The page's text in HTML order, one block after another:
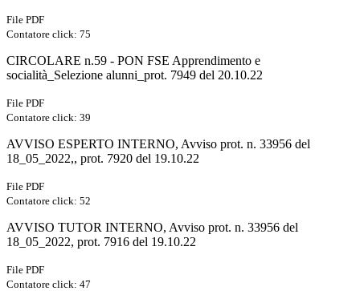
File PDF
Contatore click: 75
CIRCOLARE n.59 - PON FSE Apprendimento e
socialità_Selezione alunni_prot. 7949 del 20.10.22
File PDF
Contatore click: 39
AVVISO ESPERTO INTERNO, Avviso prot. n. 33956 del
18_05_2022,, prot. 7920 del 19.10.22
File PDF
Contatore click: 52
AVVISO TUTOR INTERNO, Avviso prot. n. 33956 del
18_05_2022, prot. 7916 del 19.10.22
File PDF
Contatore click: 47